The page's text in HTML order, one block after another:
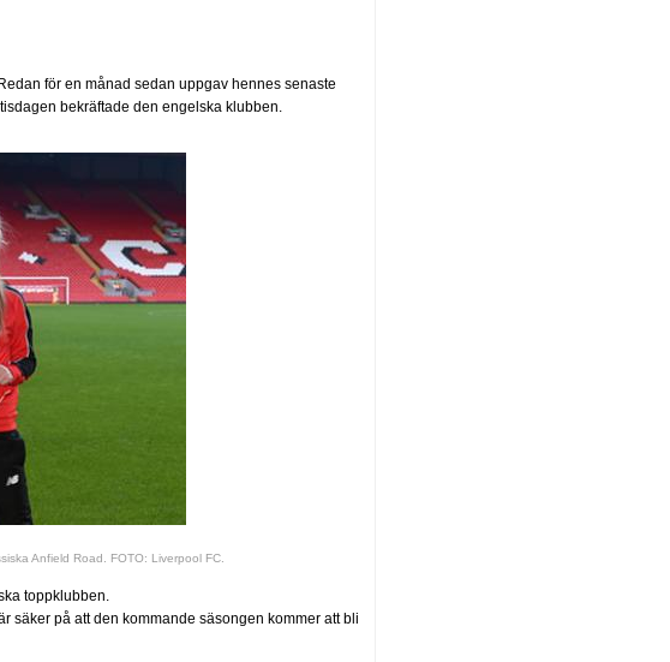
för en månad sedan uppgav hennes senaste
bekräftade den engelska klubben.
Anfield Road. FOTO: Liverpool FC.
toppklubben.
säker på att den kommande säsongen kommer att bli